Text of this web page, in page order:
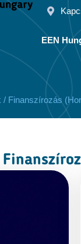
EEN
/ Finanszírozás